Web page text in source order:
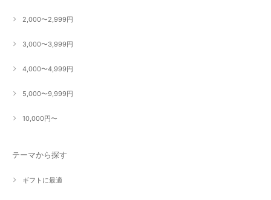
2,000〜2,999円
3,000〜3,999円
4,000〜4,999円
5,000〜9,999円
10,000円〜
テーマから探す
ギフトに最適